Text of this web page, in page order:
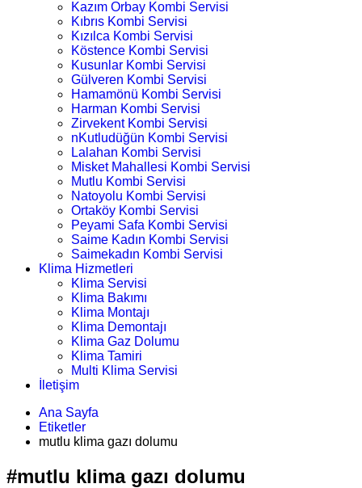
Kazım Orbay Kombi Servisi
Kıbrıs Kombi Servisi
Kızılca Kombi Servisi
Köstence Kombi Servisi
Kusunlar Kombi Servisi
Gülveren Kombi Servisi
Hamamönü Kombi Servisi
Harman Kombi Servisi
Zirvekent Kombi Servisi
nKutludüğün Kombi Servisi
Lalahan Kombi Servisi
Misket Mahallesi Kombi Servisi
Mutlu Kombi Servisi
Natoyolu Kombi Servisi
Ortaköy Kombi Servisi
Peyami Safa Kombi Servisi
Saime Kadın Kombi Servisi
Saimekadın Kombi Servisi
Klima Hizmetleri
Klima Servisi
Klima Bakımı
Klima Montajı
Klima Demontajı
Klima Gaz Dolumu
Klima Tamiri
Multi Klima Servisi
İletişim
Ana Sayfa
Etiketler
mutlu klima gazı dolumu
#mutlu klima gazı dolumu